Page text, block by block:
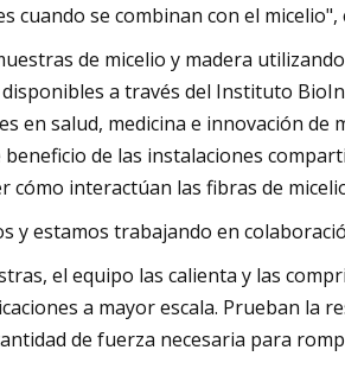
cuando se combinan con el
de micelio y madera
a través del Instituto
en salud, medicina e innovación de
de las instalaciones
cómo interactúan las fibras de
y estamos trabajando en
el equipo las calienta y las
a mayor escala. Prueban la
de fuerza necesaria para